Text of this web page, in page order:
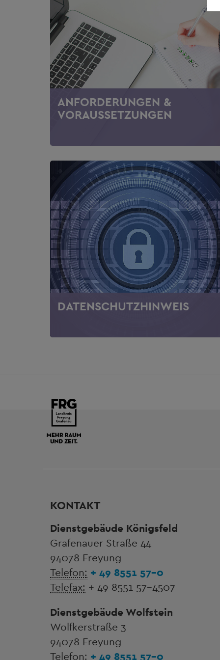
ANFORDERUNGEN &
VORAUSSETZUNGEN
DATENSCHUTZHINWEIS
KONTAKT
Dienstgebäude Königsfeld
Grafenauer Straße 44
94078 Freyung
Telefon: + 49 8551 57-0
Telefax: + 49 8551 57-4507
Dienstgebäude Wolfstein
Wolfkerstraße 3
94078 Freyung
Telefon: + 49 8551 57-0